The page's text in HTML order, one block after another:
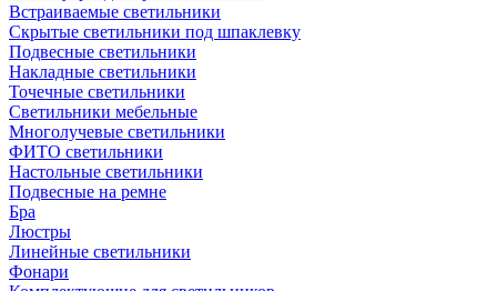
Встраиваемые светильники
Скрытые светильники под шпаклевку
Подвесные светильники
Накладные светильники
Точечные светильники
Светильники мебельные
Многолучевые светильники
ФИТО светильники
Настольные светильники
Подвесные на ремне
Бра
Люстры
Линейные светильники
Фонари